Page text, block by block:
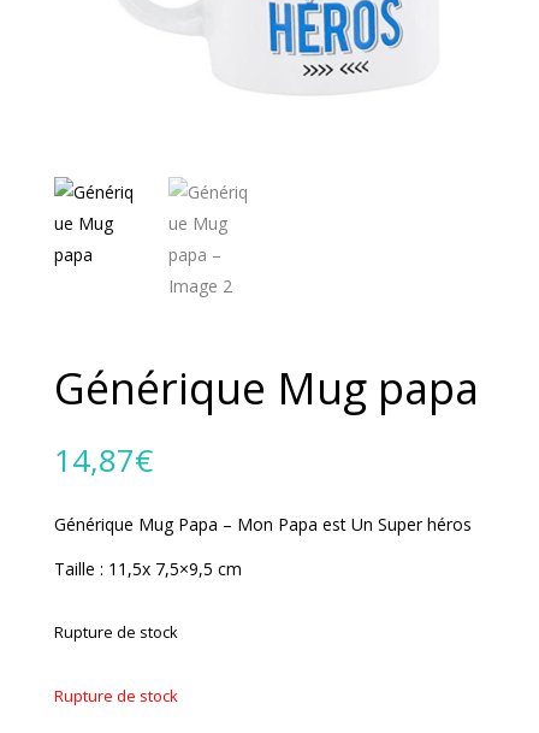
Générique Mug papa
14,87€
Générique Mug Papa – Mon Papa est Un Super héros
Taille : 11,5x 7,5×9,5 cm
Rupture de stock
Rupture de stock